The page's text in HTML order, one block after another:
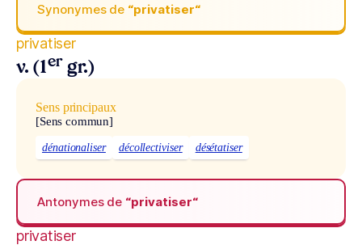
Synonymes de “privatiser“
privatiser
v. (1er gr.)
Sens principaux
[Sens commun]
dénationaliser décollectiviser désétatiser
Antonymes de “privatiser“
privatiser